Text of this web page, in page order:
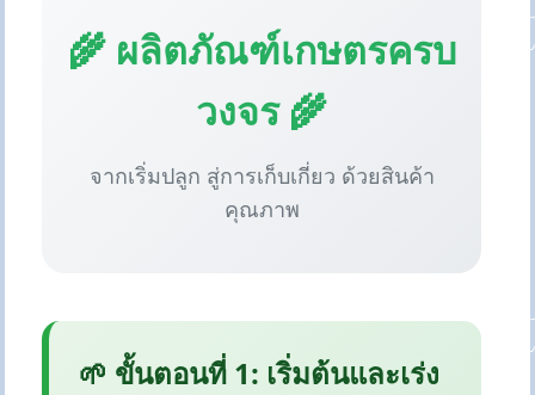
🌾 ผลิตภัณฑ์เกษตรครบ
วงจร 🌾
จากเริ่มปลูก สู่การเก็บเกี่ยว ด้วยสินค้า
คุณภาพ
🌱 ขั้นตอนที่ 1: เริ่มต้นและเร่ง